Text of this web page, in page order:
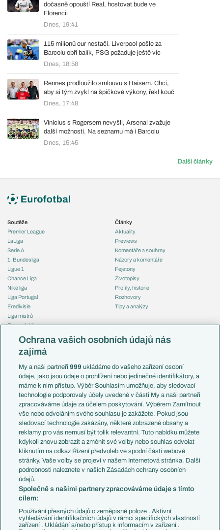
dočasně opouští Real, hostovat bude ve
Florencii
Dnes, 19:41
115 milionů eur nestačí. Liverpool pošle za
Barcolu obří balík, PSG požaduje ještě víc
Dnes, 18:58
Rennes prodloužilo smlouvu s Haisem. Chci,
aby si tým zvykl na špičkové výkony, řekl kouč
Dnes, 17:48
Vinícius s Rogersem nevyšli, Arsenal zvažuje
další možnosti. Na seznamu má i Barcolu
Dnes, 15:45
Další články
Soutěže
Premier League
LaLiga
Serie A
1. Bundesliga
Ligue 1
Chance Liga
Niké liga
Liga Portugal
Eredivisie
Liga mistrů
Evropská liga
Mistrovství světa
Liga národů
Témata
Představení týmů MS
EuroSkauting
PL v kostce
Evropské koeficienty
Přestupy
Přestupové spekulace
Zranění
Kluby
Arsenal FC
Chelsea FC
Manchester United
AC Milán
Juventus FC
Bayern Mnichov
FC Barcelona
Články
Aktuality
Previews
Komentáře a souhrny
Názory a komentáře
Fejetony
Životopisy
Profily, historie
Rozhovory
Tipy a analýzy
Česko
Francie
Itálie
Německo
Španělsko
Argentina
Brazílie
Přestupy
Zápasy
Livescore
Tipovací soutěž
Ochrana vašich osobních údajů nás
zajímá
My a naši partneři999 ukládáme do vašeho zařízení osobní
údaje, jako jsou údaje o prohlížení nebo jedinečné identifikátory, a
máme k nim přístup. Výběr Souhlasím umožňuje, aby sledovací
technologie podporovaly účely uvedené v části My a naši partneři
zpracováváme údaje za účelem poskytování. Výběrem Zamítnout
vše nebo odvoláním svého souhlasu je zakážete. Pokud jsou
sledovací technologie zakázány, některé zobrazené obsahy a
reklamy pro vás nemusí být tolik relevantní. Tuto nabídku můžete
kdykoli znovu zobrazit a změnit své volby nebo souhlas odvolat
kliknutím na odkaz Řízení předvoleb ve spodní části webové
stránky. Vaše volby se projeví v našem Internetová stránka. Další
podrobnosti naleznete v našich Zásadách ochrany osobních
údajů.
Společně s našimi partnery zpracováváme údaje s tímto
cílem:
Používání přesných údajů o zeměpisné poloze . Aktivní
vyhledávání identifikačních údajů v rámci specifických vlastností
zařízení . Ukládání a/nebo přístup k informacím v zařízení .